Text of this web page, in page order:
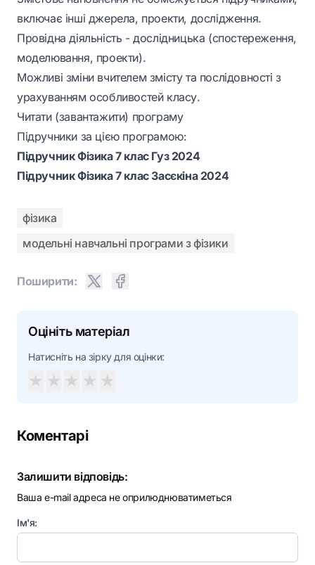
включає інші джерела, проекти, дослідження.
Провідна діяльність - дослідницька (спостереження,
моделювання, проекти).
Можливі зміни вчителем змісту та послідовності з
урахуванням особливостей класу.
Читати (завантажити) програму
Підручники за цією програмою:
Підручник Фізика 7 клас Гуз 2024
Підручник Фізика 7 клас Засєкіна 2024
фізика
модельні навчальні програми з фізики
Поширити:
Оцініть матеріал
Натисніть на зірку для оцінки:
★ ★ ★ ★ ★
Коментарі
Залишити відповідь:
Ваша e-mail адреса не оприлюднюватиметься
Ім'я: